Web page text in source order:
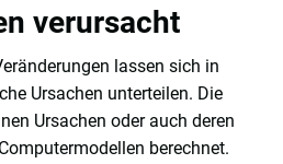
verursacht
lassen sich in
Ursachen unterteilen. Die
Ursachen oder auch deren
berechnet.